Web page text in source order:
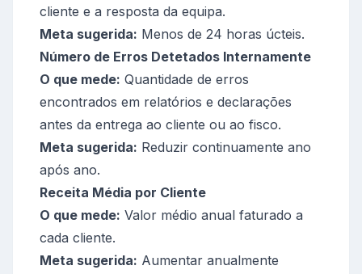
cliente e a resposta da equipa.
Meta sugerida: Menos de 24 horas úcteis.
Número de Erros Detetados Internamente
O que mede: Quantidade de erros
encontrados em relatórios e declarações
antes da entrega ao cliente ou ao fisco.
Meta sugerida: Reduzir continuamente ano
após ano.
Receita Média por Cliente
O que mede: Valor médio anual faturado a
cada cliente.
Meta sugerida: Aumentar anualmente